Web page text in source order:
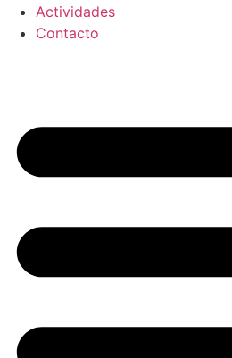
Actividades
Contacto